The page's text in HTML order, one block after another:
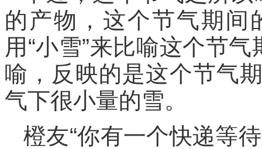
的产物，这个节气期间
用“小雪”来比喻这个节
喻，反映的是这个节气
气下很小量的雪。
橙友“你有一个快递等